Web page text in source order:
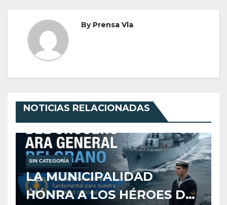
By Prensa Vla
NOTICIAS RELACIONADAS
SIN CATEGORÍA
LA MUNICIPALIDAD
HONRA A LOS HÉROES DEL